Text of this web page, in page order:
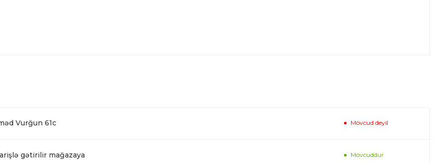
Vurğun 61c Mövcud deyil
gətirilir mağazaya Mövcuddur